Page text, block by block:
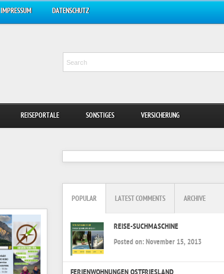
IMPRESSUM DATENSCHUTZ
REISEPORTALE SONSTIGES VERSICHERUNG
POPULAR LATEST COMMENTS ARCHIVE
REISE-SUCHMASCHINE
Posted on: November 15, 2013